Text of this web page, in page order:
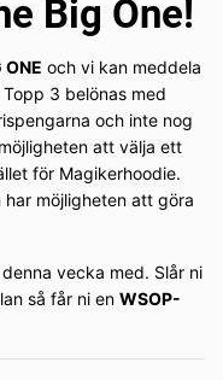
Big One!
ONE och vi kan meddela
3 belönas med
och inte nog
att välja ett
för Magikerhoodie.
möjligheten att göra
vecka med. Slår ni
så får ni en WSOP-